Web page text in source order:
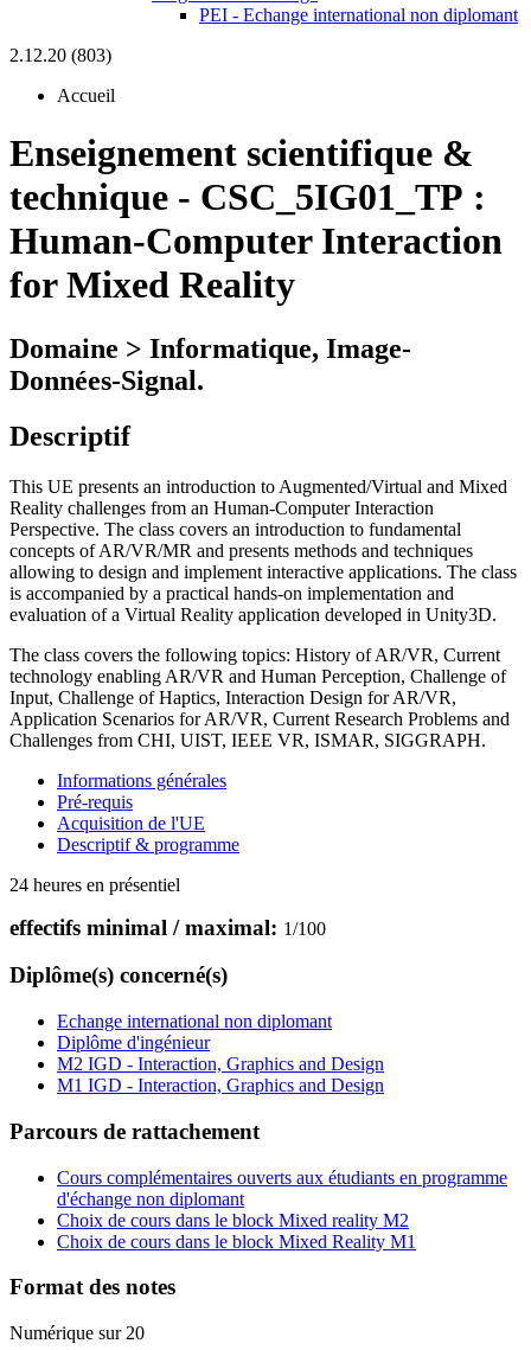
PEI - Echange international non diplomant
2.12.20 (803)
Accueil
Enseignement scientifique &
technique - CSC_5IG01_TP :
Human-Computer Interaction
for Mixed Reality
Domaine > Informatique, Image-
Données-Signal.
Descriptif
This UE presents an introduction to Augmented/Virtual and Mixed
Reality challenges from an Human-Computer Interaction
Perspective. The class covers an introduction to fundamental
concepts of AR/VR/MR and presents methods and techniques
allowing to design and implement interactive applications. The class
is accompanied by a practical hands-on implementation and
evaluation of a Virtual Reality application developed in Unity3D.
The class covers the following topics: History of AR/VR, Current
technology enabling AR/VR and Human Perception, Challenge of
Input, Challenge of Haptics, Interaction Design for AR/VR,
Application Scenarios for AR/VR, Current Research Problems and
Challenges from CHI, UIST, IEEE VR, ISMAR, SIGGRAPH.
Informations générales
Pré-requis
Acquisition de l'UE
Descriptif & programme
24 heures en présentiel
effectifs minimal / maximal: 1/100
Diplôme(s) concerné(s)
Echange international non diplomant
Diplôme d'ingénieur
M2 IGD - Interaction, Graphics and Design
M1 IGD - Interaction, Graphics and Design
Parcours de rattachement
Cours complémentaires ouverts aux étudiants en programme
d'échange non diplomant
Choix de cours dans le block Mixed reality M2
Choix de cours dans le block Mixed Reality M1
Format des notes
Numérique sur 20